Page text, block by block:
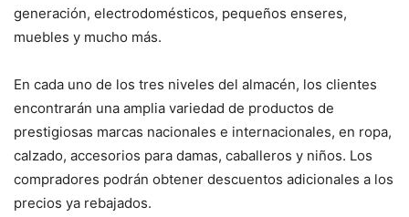
generación, electrodomésticos, pequeños enseres,
muebles y mucho más.
En cada uno de los tres niveles del almacén, los clientes
encontrarán una amplia variedad de productos de
prestigiosas marcas nacionales e internacionales, en ropa,
calzado, accesorios para damas, caballeros y niños. Los
compradores podrán obtener descuentos adicionales a los
precios ya rebajados.